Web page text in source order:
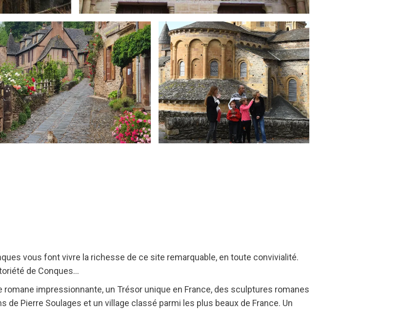
vous font vivre la richesse de ce site remarquable, en toute convivialité.
de Conques…
romane impressionnante, un Trésor unique en France, des sculptures romanes
Pierre Soulages et un village classé parmi les plus beaux de France. Un